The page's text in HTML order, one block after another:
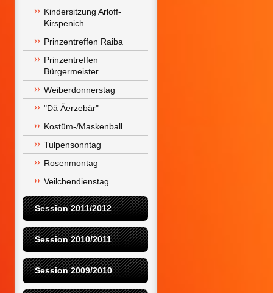
Kindersitzung Arloff-
Kirspenich
Prinzentreffen Raiba
Prinzentreffen
Bürgermeister
Weiberdonnerstag
"Dä Äerzebär"
Kostüm-/Maskenball
Tulpensonntag
Rosenmontag
Veilchendienstag
Session 2011/2012
Session 2010/2011
Session 2009/2010